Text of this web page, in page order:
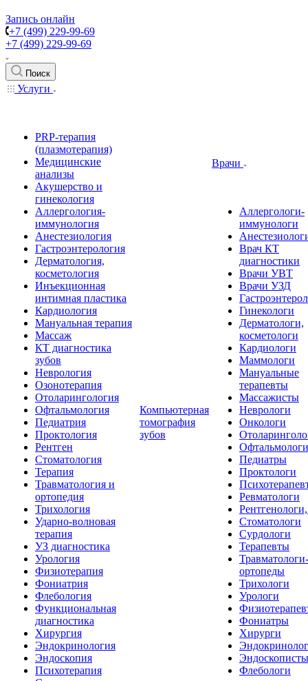
Запись онлайн
+7 (499) 229-99-69
+7 (499) 229-99-69
Поиск
Услуги
PRP-терапия
(плазмотерапия)
Медицинские
анализы
Акушерство и
гинекология
Аллергология-
иммунология
Анестезиология
Гастроэнтерология
Дерматология,
косметология
Инъекционная
интимная пластика
Кардиология
Мануальная терапия
Массаж
КТ диагностика
зубов
Неврология
Озонотерапия
Отоларингология
Офтальмология
Педиатрия
Проктология
Рентген
Стоматология
Терапия
Травматология и
ортопедия
Трихология
Ударно-волновая
терапия
УЗ диагностика
Урология
Физиотерапия
Фониатрия
Флебология
Функциональная
диагностика
Хирургия
Эндокринология
Эндоскопия
Психотерапия
Компьютерная
томография
зубов
Врачи
Аллергологи-
иммунологи
Врач КТ
диагностики
Врачи УВТ
Врачи УЗД
Гинекологи
Дерматологи,
косметологи
Кардиологи
Маммологи
Мануальные
терапевты
Массажисты
Неврологи
Онкологи
Офтальмологи
Педиатры
Проктологи
Ревматологи
Стоматологи
Сурдологи
Терапевты
Травматологи-
ортопеды
Трихологи
Урологи
Фониатры
Хирурги
Эндоскописты
Флебологи